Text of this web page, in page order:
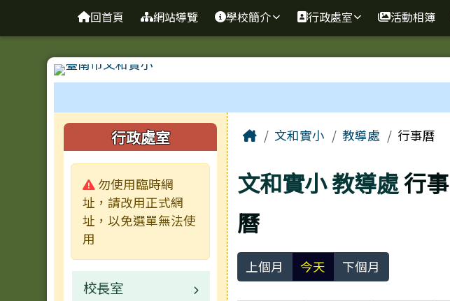
台南市文和實小
回首頁 網站導覽 學校簡介 行政處室 活動相簿
左邊區域內容
行政處室
警告:
勿使用臨時網
址，請改用正式網
址，以免選單無法使
用
校長室
主內容區域
Home文和實小 教導處 行事曆
文和實小教導處行事
曆
上個月 今天 下個月
頁尾區域